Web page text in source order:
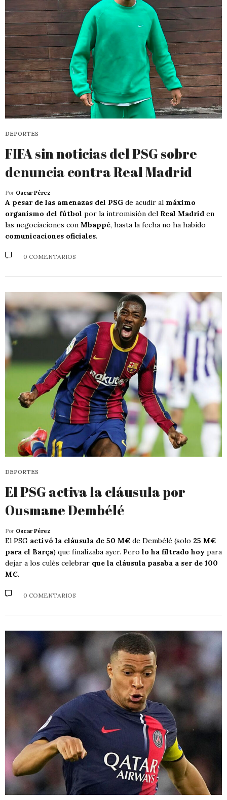
DEPORTES
FIFA sin noticias del PSG sobre
denuncia contra Real Madrid
Por Oscar Pérez
A pesar de las amenazas del PSG de acudir al máximo
organismo del fútbol por la intromisión del Real Madrid en
las negociaciones con Mbappé, hasta la fecha no ha habido
comunicaciones oficiales.
0 COMENTARIOS
DEPORTES
El PSG activa la cláusula por
Ousmane Dembélé
Por Oscar Pérez
El PSG activó la cláusula de 50 M€ de Dembélé (solo 25 M€
para el Barça) que finalizaba ayer. Pero lo ha filtrado hoy para
dejar a los culés celebrar que la cláusula pasaba a ser de 100
M€.
0 COMENTARIOS